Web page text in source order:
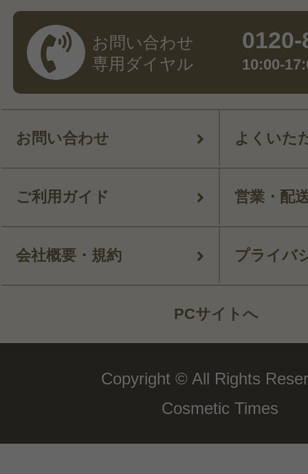
お問い合わせ
専用ダイヤル
10:00-
お問い合わせ よくいた
ご利用ガイド 営業・配
会社概要・規約 プライバ
PCサイトへ
Copyright © All Rights
Cosmetic Times